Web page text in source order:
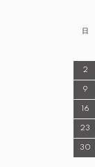
日
2
9
16
23
30